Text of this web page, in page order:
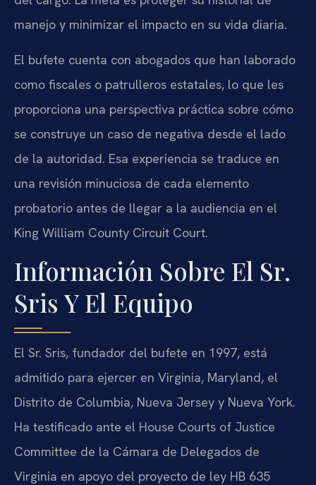
manejo y minimizar el impacto en su vida diaria.
El bufete cuenta con abogados que han laborado
como fiscales o patrulleros estatales, lo que les
proporciona una perspectiva práctica sobre cómo
se construye un caso de negativa desde el lado
de la autoridad. Esa experiencia se traduce en
una revisión minuciosa de cada elemento
probatorio antes de llegar a la audiencia en el
King William County Circuit Court.
Información Sobre El Sr.
Sris Y El Equipo
El Sr. Sris, fundador del bufete en 1997, está
admitido para ejercer en Virginia, Maryland, el
Distrito de Columbia, Nueva Jersey y Nueva York.
Ha testificado ante el House Courts of Justice
Committee de la Cámara de Delegados de
Virginia en apoyo del proyecto de ley HB 635